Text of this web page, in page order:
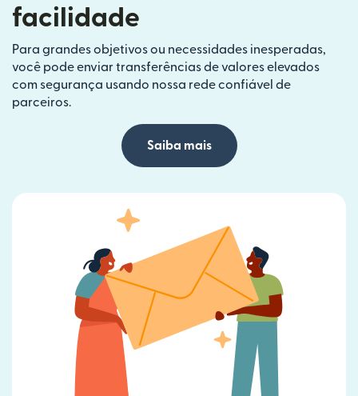
facilidade
Para grandes objetivos ou necessidades inesperadas,
você pode enviar transferências de valores elevados
com segurança usando nossa rede confiável de
parceiros.
Saiba mais